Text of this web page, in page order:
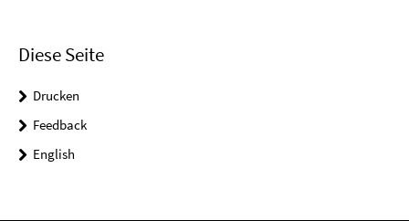
Diese Seite
Drucken
Feedback
English